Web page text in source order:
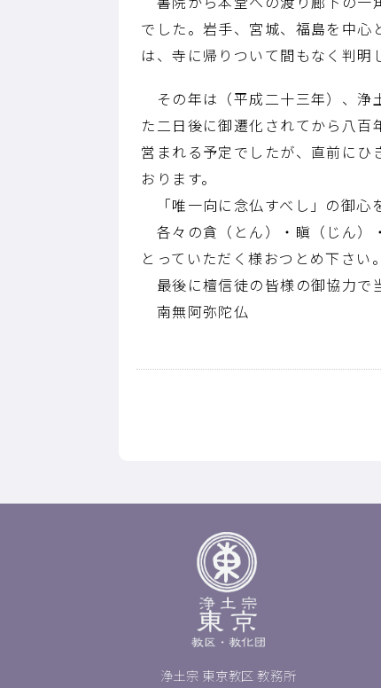
でした。岩手、宮城、福島を中
は、寺に帰りついて間もなく判明
その年は（平成二十三年）、浄
た二日後に御遷化されてから八
営まれる予定でしたが、直前に
おります。
「唯一向に念仏すべし」の御心
各々の貪（とん）・瞋（じん）
とっていただく様おつとめ下さい
最後に檀信徒の皆様の御協力
南無阿弥陀仏
浄土宗 東京教区 教務所